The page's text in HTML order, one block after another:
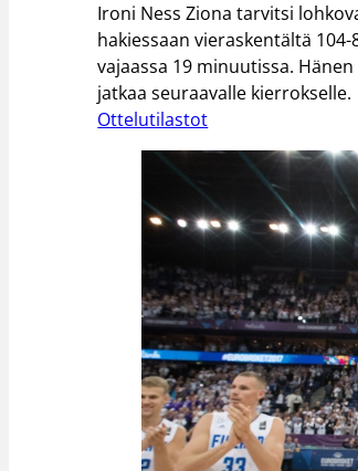
Ironi Ness Ziona tarvitsi
hakiessaan vieraskentältä
vajaassa 19 minuutissa.
jatkaa seuraavalle kierrokselle.
Ottelutilastot